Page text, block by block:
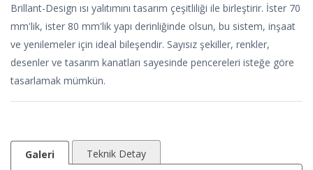
Brillant-Design ısı yalıtımını tasarım çeşitliliği ile birleştirir. İster 70
mm'lik, ister 80 mm'lik yapı derinliğinde olsun, bu sistem, inşaat
ve yenilemeler için ideal bileşendir. Sayısız şekiller, renkler,
desenler ve tasarım kanatları sayesinde pencereleri isteğe göre
tasarlamak mümkün.
Galeri Teknik Detay